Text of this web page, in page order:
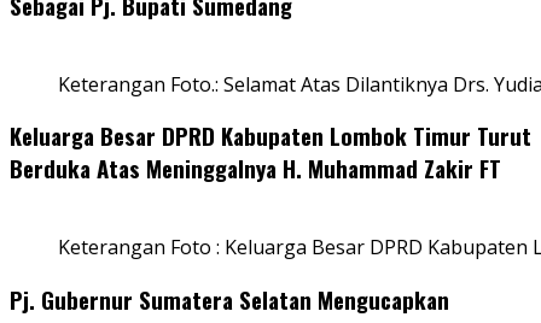
Keterangan Foto.: Selamat Atas Dilantiknya Drs.
Keluarga Besar DPRD Kabupaten Lombok Timur Turut
Berduka Atas Meninggalnya H. Muhammad Zakir FT
Keterangan Foto : Keluarga Besar DPRD
Pj. Gubernur Sumatera Selatan Mengucapkan